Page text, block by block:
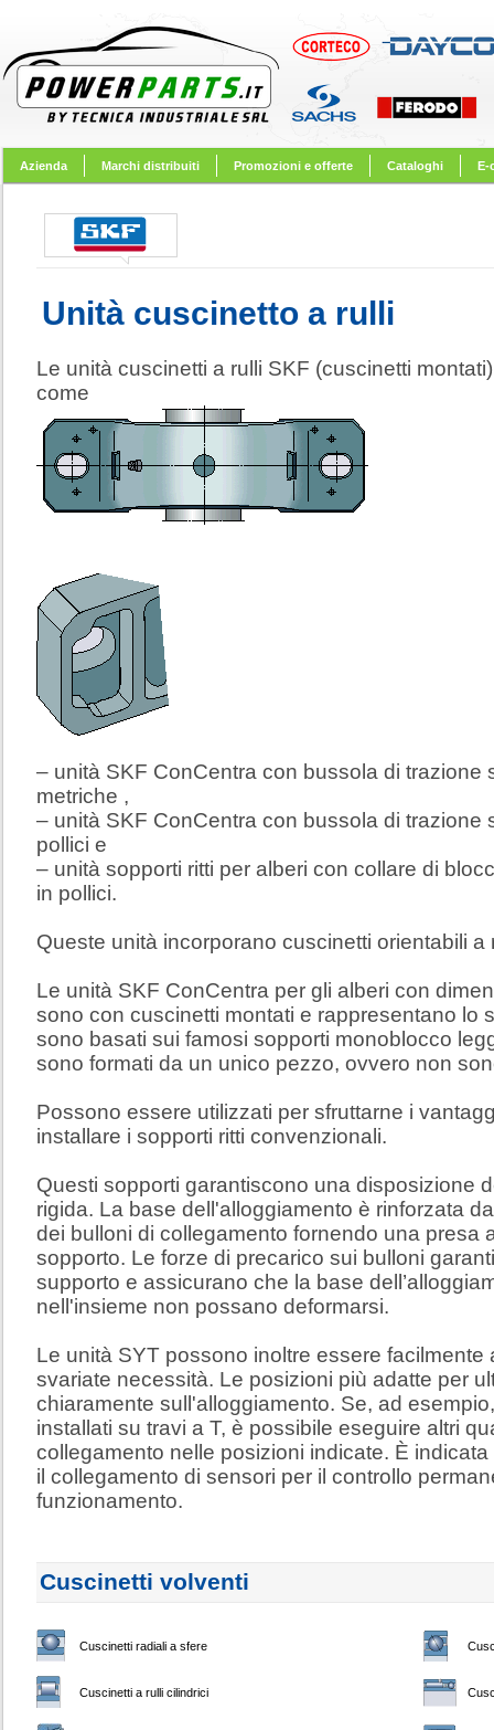
Azienda Marchi distribuiti Promozioni e offerte Cataloghi E-
Unità cuscinetto a rulli
Le unità cuscinetti a rulli SKF (cuscinetti
come
– unità SKF ConCentra con bussola di trazione
metriche ,
– unità SKF ConCentra con bussola di trazione
pollici e
– unità sopporti ritti per alberi con collare di
in pollici.
Queste unità incorporano cuscinetti orientabili a
Le unità SKF ConCentra per gli alberi con
sono con cuscinetti montati e rappresentano lo
sono basati sui famosi sopporti monoblocco
sono formati da un unico pezzo, ovvero non
Possono essere utilizzati per sfruttarne i
installare i sopporti ritti convenzionali.
Questi sopporti garantiscono una disposizione
rigida. La base dell'alloggiamento è rinforzata
dei bulloni di collegamento fornendo una presa
sopporto. Le forze di precarico sui bulloni
supporto e assicurano che la base
nell'insieme non possano deformarsi.
Le unità SYT possono inoltre essere
svariate necessità. Le posizioni più adatte per
chiaramente sull'alloggiamento. Se, ad
installati su travi a T, è possibile eseguire altri
collegamento nelle posizioni indicate. È
il collegamento di sensori per il controllo
funzionamento.
Cuscinetti volventi
Cuscinetti radiali a sfere
Cuscinetti a rulli cilindrici